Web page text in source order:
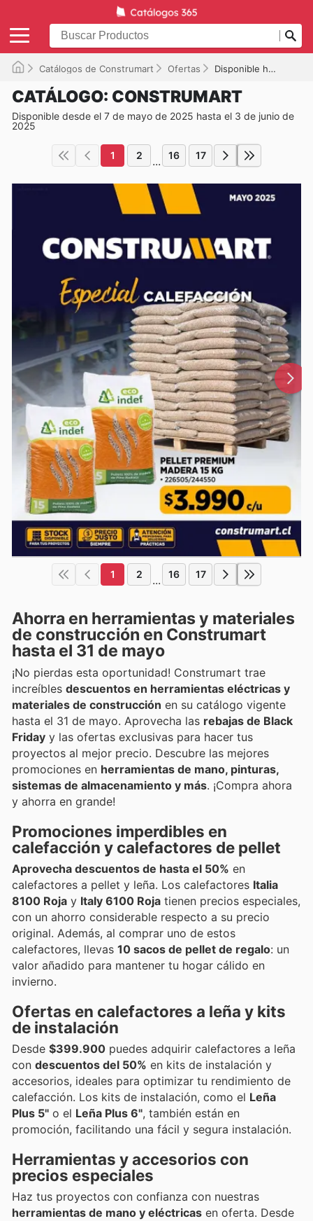
Catálogos de Construmart Ofertas Disponible hasta el 03-06-2025
CATÁLOGO: CONSTRUMART
Disponible desde el 7 de mayo de 2025 hasta el 3 de junio de
2025
1 2 ... 16 17
1 2 ... 16 17
Ahorra en herramientas y materiales
de construcción en Construmart
hasta el 31 de mayo
¡No pierdas esta oportunidad! Construmart trae
increíbles descuentos en herramientas eléctricas y
materiales de construcción en su catálogo vigente
hasta el 31 de mayo. Aprovecha las rebajas de Black
Friday y las ofertas exclusivas para hacer tus
proyectos al mejor precio. Descubre las mejores
promociones en herramientas de mano, pinturas,
sistemas de almacenamiento y más. ¡Compra ahora
y ahorra en grande!
Promociones imperdibles en
calefacción y calefactores de pellet
Aprovecha descuentos de hasta el 50% en
calefactores a pellet y leña. Los calefactores Italia
8100 Roja y Italy 6100 Roja tienen precios especiales,
con un ahorro considerable respecto a su precio
original. Además, al comprar uno de estos
calefactores, llevas 10 sacos de pellet de regalo: un
valor añadido para mantener tu hogar cálido en
invierno.
Ofertas en calefactores a leña y kits
de instalación
Desde $399.900 puedes adquirir calefactores a leña
con descuentos del 50% en kits de instalación y
accesorios, ideales para optimizar tu rendimiento de
calefacción. Los kits de instalación, como el Leña
Plus 5" o el Leña Plus 6", también están en
promoción, facilitando una fácil y segura instalación.
Herramientas y accesorios con
precios especiales
Haz tus proyectos con confianza con nuestras
herramientas de mano y eléctricas en oferta. Desde